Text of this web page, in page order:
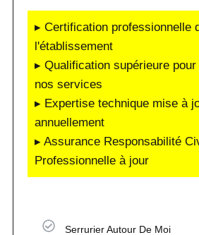
▸ Certification professionnelle
l'établissement
▸ Qualification supérieure
nos services
▸ Expertise technique mise à
annuellement
▸ Assurance Responsabilité
Professionnelle à jour
Serrurier Autour De Moi